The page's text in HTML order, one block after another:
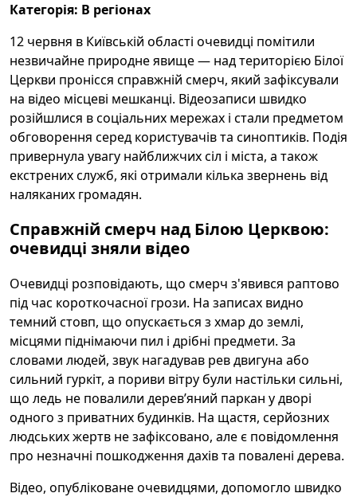
Категорія: В регіонах
12 червня в Київській області очевидці помітили
незвичайне природне явище — над територією Білої
Церкви пронісся справжній смерч, який зафіксували
на відео місцеві мешканці. Відеозаписи швидко
розійшлися в соціальних мережах і стали предметом
обговорення серед користувачів та синоптиків. Подія
привернула увагу найближчих сіл і міста, а також
екстрених служб, які отримали кілька звернень від
наляканих громадян.
Справжній смерч над Білою Церквою:
очевидці зняли відео
Очевидці розповідають, що смерч з'явився раптово
під час короткочасної грози. На записах видно
темний стовп, що опускається з хмар до землі,
місцями піднімаючи пил і дрібні предмети. За
словами людей, звук нагадував рев двигуна або
сильний гуркіт, а пориви вітру були настільки сильні,
що ледь не повалили дерев’яний паркан у дворі
одного з приватних будинків. На щастя, серйозних
людських жертв не зафіксовано, але є повідомлення
про незначні пошкодження дахів та повалені дерева.
Відео, опубліковане очевидцями, допомогло швидко